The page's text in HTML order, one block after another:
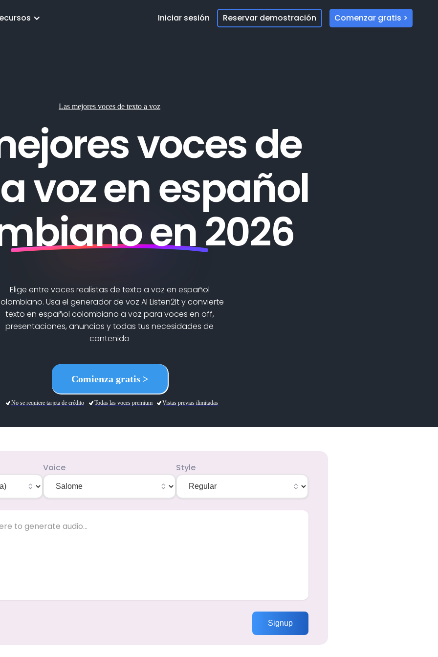
Iniciar sesión Reservar demostración Comenzar gratis >
Las mejores voces de texto a voz
voces de
voz en español
en 2026
Elige entre voces realistas de texto a voz en español
Usa el generador de voz AI Listen2It y convierte
texto en español colombiano a voz para voces en off,
presentaciones, anuncios y todas tus necesidades de
contenido
Comienza gratis >
No se requiere tarjeta de crédito Todas las voces premium Vistas previas ilimitadas